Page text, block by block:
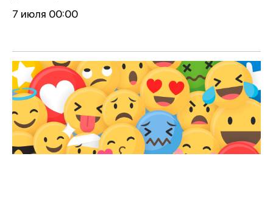
7 июля 00:00